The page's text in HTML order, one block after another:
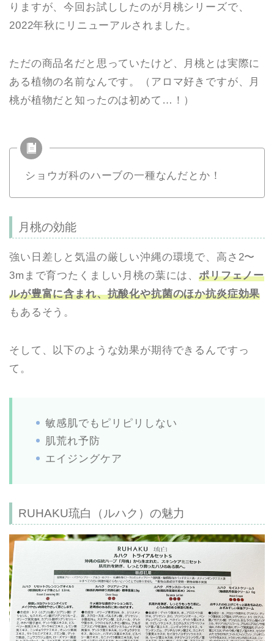
りますが、今回お試ししたのが月桃シリーズで、
2022年秋にリニューアルされました。
ただの商品名だと思っていたけど、月桃とは実際に
ある植物の名前なんです。（アロマ好きですが、月
桃が植物だと知ったのは初めて…！）
ショウガ科のハーブの一種なんだとか！
月桃の効能
強い日差しと気温の厳しい沖縄の環境で、高さ2〜
3mまで育つたくましい月桃の葉には、ポリフェノー
ルが豊富に含まれ、抗酸化や抗菌のほか抗炎症効果
もあるそう。
そして、以下のような効果が期待できるんですっ
て。
敏感肌でもピリピリしない
肌荒れ予防
エイジングケア
RUHAKU琉白（ルハク）の魅力